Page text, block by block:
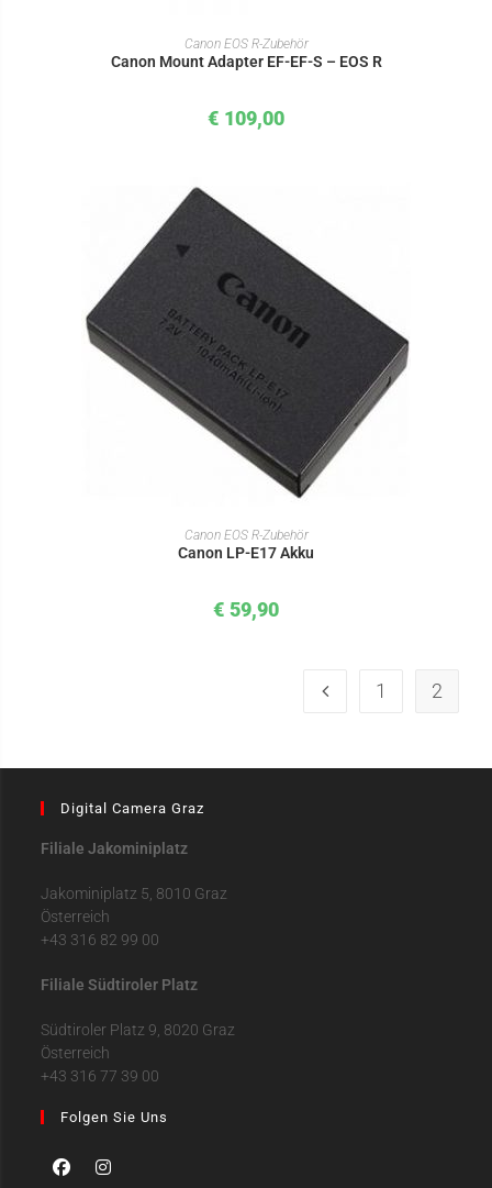
IN DEN WARENKORB
Canon EOS R-Zubehör
Canon Mount Adapter EF-EF-S – EOS R
€ 109,00
IN DEN WARENKORB
Canon EOS R-Zubehör
Canon LP-E17 Akku
€ 59,90
1 2
Digital Camera Graz
Filiale Jakominiplatz
Jakominiplatz 5, 8010 Graz
Österreich
+43 316 82 99 00
Filiale Südtiroler Platz
Südtiroler Platz 9, 8020 Graz
Österreich
+43 316 77 39 00
Folgen Sie Uns